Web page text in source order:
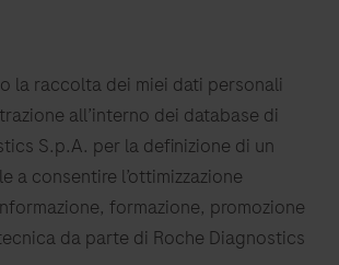
la raccolta dei miei dati personali
all’interno dei database di
S.p.A. per la definizione di un
a consentire l’ottimizzazione
formazione, promozione
da parte di Roche Diagnostics